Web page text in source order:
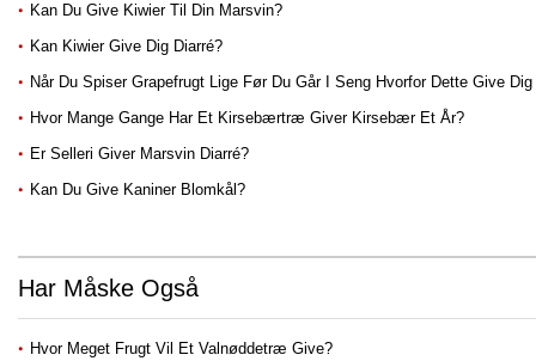
Kan Du Give Kiwier Til Din Marsvin?
Kan Kiwier Give Dig Diarré?
Når Du Spiser Grapefrugt Lige Før Du Går I Seng Hvorfor Dette Give
Hvor Mange Gange Har Et Kirsebærtræ Giver Kirsebær Et År?
Er Selleri Giver Marsvin Diarré?
Kan Du Give Kaniner Blomkål?
Har Måske Også
Hvor Meget Frugt Vil Et Valnøddetræ Give?